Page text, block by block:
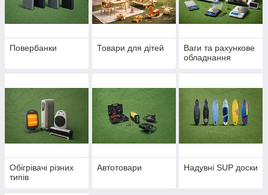
Повербанки Товари для дітей
Ваги та рахункове
обладнання
Обігрівачі різних
типів
Автотовари Надувні SUP доски